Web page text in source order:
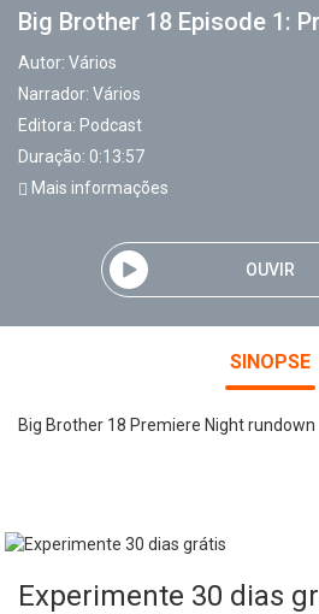
Big Brother 18 Episode 1:
Autor: Vários
Narrador: Vários
Editora: Podcast
Duração: 0:13:57
Mais informações
OUVIR
SINOPSE
Big Brother 18 Premiere Night rundown
Experimente 30 dias